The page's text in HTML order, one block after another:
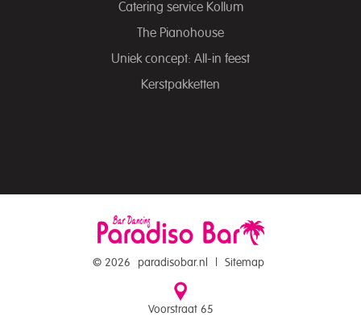
Catering service Kollum
The Pianohouse
Uniek concept: All-in feest
Kerstpakketten
© 2026 paradisobar.nl Sitemap
Voorstraat 65